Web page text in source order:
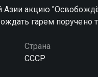
Азии акцию
гарем
Страна
СССР